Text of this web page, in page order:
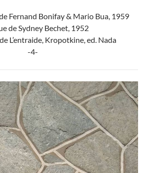
Fernand Bonifay & Mario Bua, 1959
de Sydney Bechet, 1952
L’entraide, Kropotkine, ed. Nada
-4-